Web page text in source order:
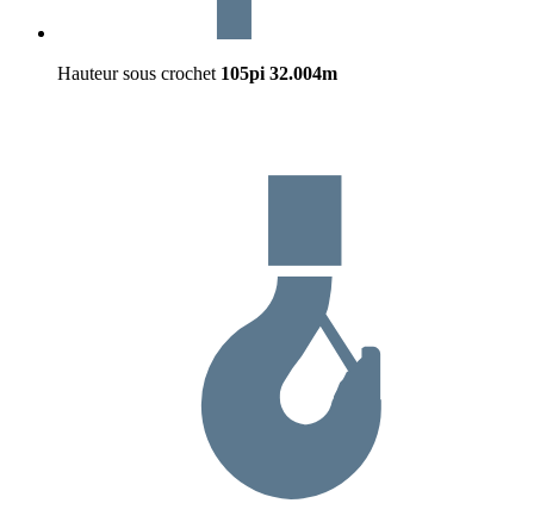
Hauteur sous crochet 105pi 32.004m